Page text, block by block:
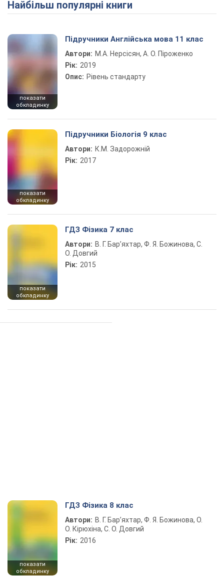
Найбільш популярні книги
показати
обкладинку
Підручники Англійська мова 11 клас
Автори: М.А. Нерсісян, А. О. Піроженко
Рік: 2019
Опис: Рівень стандарту
показати
обкладинку
Підручники Біологія 9 клас
Автори: К.М. Задорожній
Рік: 2017
показати
обкладинку
ГДЗ Фізика 7 клас
Автори: В. Г. Бар’яхтар, Ф. Я. Божинова, С.
О. Довгий
Рік: 2015
показати
обкладинку
ГДЗ Фізика 8 клас
Автори: В. Г. Бар’яхтар, Ф. Я. Божинова, О.
О. Кірюхіна, С. О. Довгий
Рік: 2016